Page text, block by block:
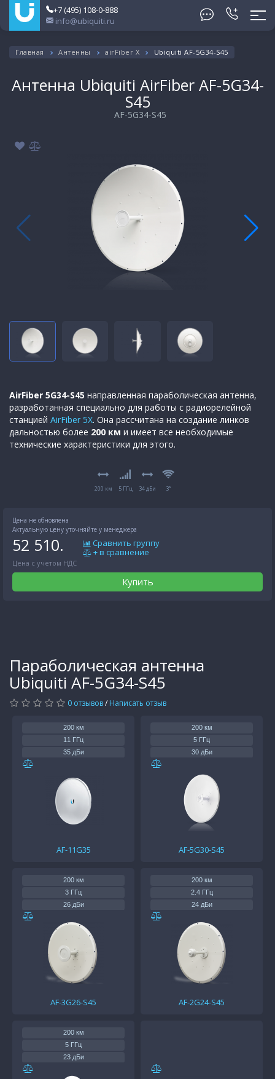
+7 (495) 108-0-888
info@ubiquiti.ru
Главная Антенны airFiber X Ubiquiti AF-5G34-S45
Антенна Ubiquiti AirFiber AF-5G34-
S45
AF-5G34-S45
AirFiber 5G34-S45 направленная параболическая антенна,
разработанная специально для работы с радиорелейной
станцией AirFiber 5X. Она рассчитана на создание линков
дальностью более 200 км и имеет все необходимые
технические характеристики для этого.
200 км 5 ГГц 34 дБи 3°
Цена не обновлена
Актуальную цену уточняйте у менеджера
52 510.
Цена с учетом НДС
Сравнить группу
+ в сравнение
Купить
Параболическая антенна
Ubiquiti AF-5G34-S45
0 отзывов/ Написать отзыв
200 км
11 ГГц
35 дБи
AF-11G35
200 км
5 ГГц
30 дБи
AF-5G30-S45
200 км
3 ГГц
26 дБи
AF-3G26-S45
200 км
2.4 ГГц
24 дБи
AF-2G24-S45
200 км
5 ГГц
23 дБи